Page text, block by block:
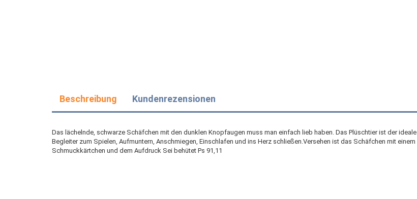
Beschreibung Kundenrezensionen
Das lächelnde, schwarze Schäfchen mit den dunklen Knopfaugen muss man einfach lieb haben. Das Plüschtier ist der ideale
Begleiter zum Spielen, Aufmuntern, Anschmiegen, Einschlafen und ins Herz schließen.Versehen ist das Schäfchen mit einem
Schmuckkärtchen und dem Aufdruck Sei behütet Ps 91,11